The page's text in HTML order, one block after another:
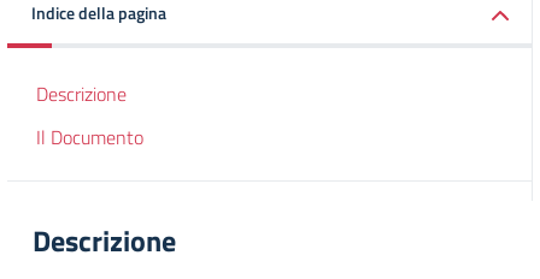
Indice della pagina
Descrizione
Il Documento
Descrizione